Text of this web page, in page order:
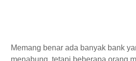
Memang benar ada banyak bank
menabung, tetapi beberapa orang